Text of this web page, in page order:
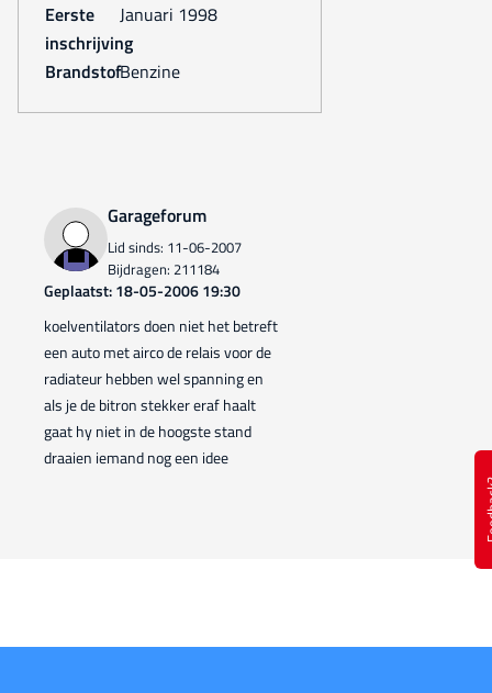
Eerste
inschrijving
januari 1998
Brandstof Benzine
Garageforum
Lid sinds: 11-06-2007
Bijdragen: 211184
Geplaatst: 18-05-2006 19:30
koelventilators doen niet het betreft
een auto met airco de relais voor de
radiateur hebben wel spanning en
als je de bitron stekker eraf haalt
gaat hy niet in de hoogste stand
draaien iemand nog een idee